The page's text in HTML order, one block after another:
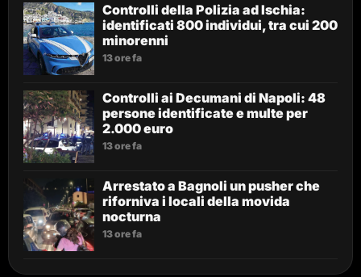
Controlli della Polizia ad Ischia:
identificati 800 individui, tra cui 200
minorenni
13 ore fa
Controlli ai Decumani di Napoli: 48
persone identificate e multe per
2.000 euro
13 ore fa
Arrestato a Bagnoli un pusher che
riforniva i locali della movida
nocturna
13 ore fa